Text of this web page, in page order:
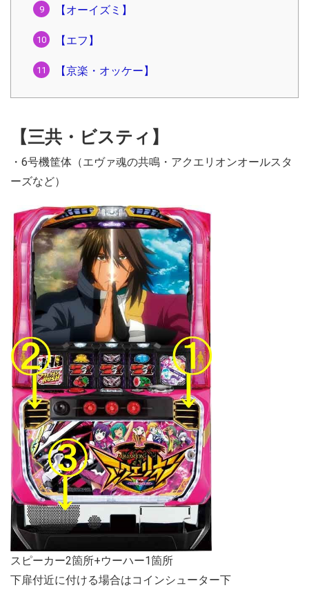
【オーイズミ】
【エフ】
【京楽・オッケー】
【三共・ビスティ】
・6号機筐体（エヴァ魂の共鳴・アクエリオンオールスタ
ーズなど）
スピーカー2箇所+ウーハー1箇所
下扉付近に付ける場合はコインシューター下